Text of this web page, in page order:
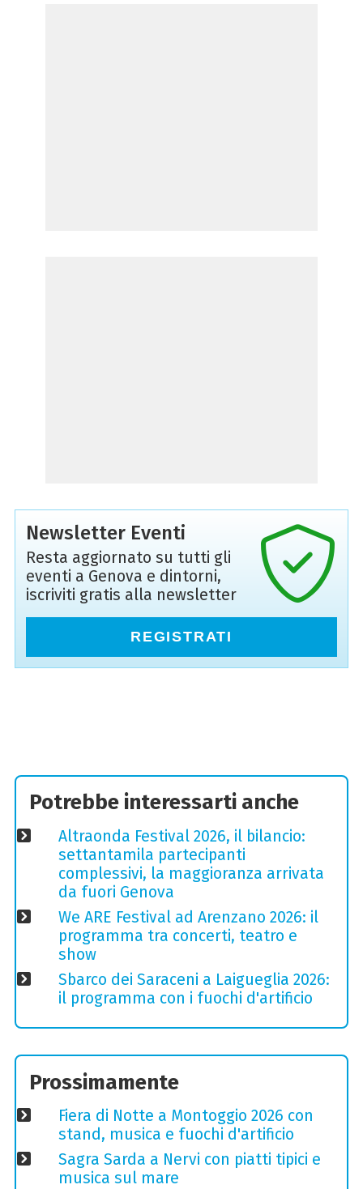
Newsletter Eventi
Resta aggiornato su tutti gli
eventi a Genova e dintorni,
iscriviti gratis alla newsletter
REGISTRATI
Potrebbe interessarti anche
Altraonda Festival 2026, il bilancio:
settantamila partecipanti
complessivi, la maggioranza arrivata
da fuori Genova
We ARE Festival ad Arenzano 2026: il
programma tra concerti, teatro e
show
Sbarco dei Saraceni a Laigueglia 2026:
il programma con i fuochi d'artificio
Prossimamente
Fiera di Notte a Montoggio 2026 con
stand, musica e fuochi d'artificio
Sagra Sarda a Nervi con piatti tipici e
musica sul mare